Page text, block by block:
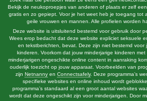
Bekijk de neukoproepjes van anderen of plaats er zelf
gratis en zo gepiept. Voor je het weet heb je toegang tot
geile vrouwen en mannen. Alle profielen worden
Deze website is uitsluitend bestemd voor gebruik door
Wees erop bedacht dat deze website expliciet seksuele
en tekstberichten, bevat. Deze zijn niet bestemd voor
kinderen. Voorkom dat jouw minderjarige kinderen
minderjarigen ongeschikte online content in aanraking
ouderlijk toezicht op jouw apparaat. Voorbeelden van
zijn Netnannyen Connectsafely. Deze programma’s
specifieke websites en online inhoud wordt
programma’s standaard al een groot aantal websites
wordt dat deze ongeschikt zijn voor minderjarigen. Door